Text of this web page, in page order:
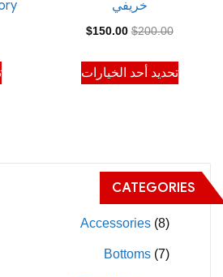
خريفي
$200.00
السعر
هو:
$150.00 السعر
هو:تحديد أحد الخيارات
هناك
العديد
CATEGORIES
Accessories (8)
Bottoms (7)